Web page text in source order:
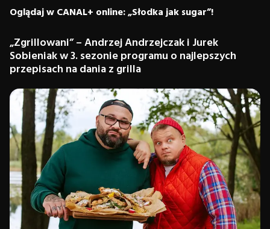
Oglądaj w CANAL+ online: „Słodka jak sugar”!
„Zgrillowani” – Andrzej Andrzejczak i Jurek
Sobieniak w 3. sezonie programu o najlepszych
przepisach na dania z grilla